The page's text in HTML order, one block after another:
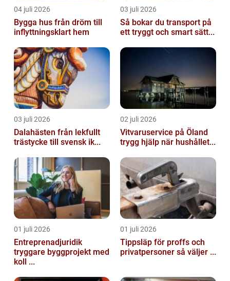
04 juli 2026
Bygga hus från dröm till
inflyttningsklart hem
03 juli 2026
Så bokar du transport på
ett tryggt och smart sätt...
03 juli 2026
Dalahästen från lekfullt
trästycke till svensk ik...
02 juli 2026
Vitvaruservice på Öland
trygg hjälp när hushållet...
01 juli 2026
Entreprenadjuridik
tryggare byggprojekt med
koll ...
01 juli 2026
Tippsläp för proffs och
privatpersoner så väljer ...